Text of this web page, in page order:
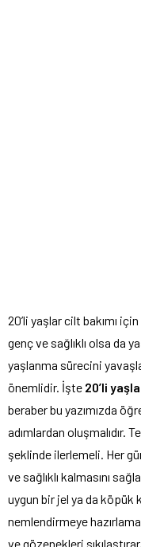
20’li yaşlar cilt bakımı
genç ve sağlıklı olsa da
yaşlanma sürecini
önemlidir. İşte 20’li
beraber bu yazımızda
adımlardan oluşmalıdır.
şeklinde ilerlemeli. Her
ve sağlıklı kalmasını
uygun bir jel ya da
nemlendirmeye
ve gözenekleri